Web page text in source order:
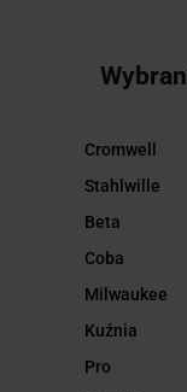
Cromwell
Stahlwille
Beta
Coba
Milwaukee
Kuźnia
Pro